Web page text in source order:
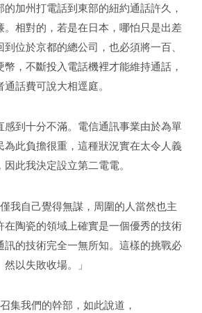
加州打電話到東部的紐約通話許久，
。相對的，若是在日本，哪怕只是出差
位於京都的總公司，也必須將一百、
，不斷投入電話機裡才能維持通話，
通話費可說大相逕庭。
感到十分不滿。電信通訊事業由於為單
為此負擔很重，這種狀況實在太令人義
因此我決定設立第二電電。
我自己覺得無謀，周圍的人當然也主
在陶瓷的領域上確實是一個優秀的技術
訊的技術完全一無所知。這樣的挑戰必
然以失敗收場。」
集我們的幹部，如此說道，